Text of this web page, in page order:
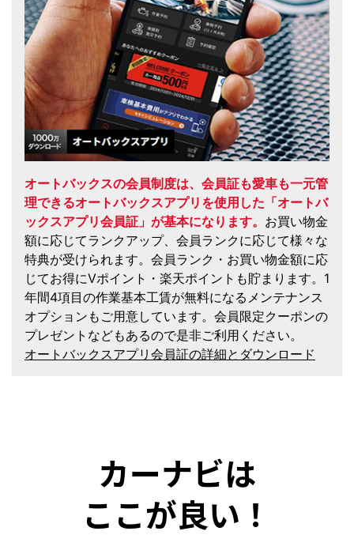
オートバックスの会員制度は、会員証も愛車も一元管
理できるオートバックスアプリを使用した「オートバ
ックスアプリ会員証」が基本になります。 お買い物金
額に応じてランクアップ、会員ランクに応じて様々な
特典が受けられます。会員ランク・お買い物金額に応
じてお得にVポイント・楽天ポイントも貯まります。1
年間4項目の作業基本工賃が無料になるメンテナンス
オプションもご用意しています。会員限定クーポンの
プレゼントなどもあるので是非ご利用ください。
オートバックスアプリ会員証の詳細とダウンロード
カーナビは
ここが良い！